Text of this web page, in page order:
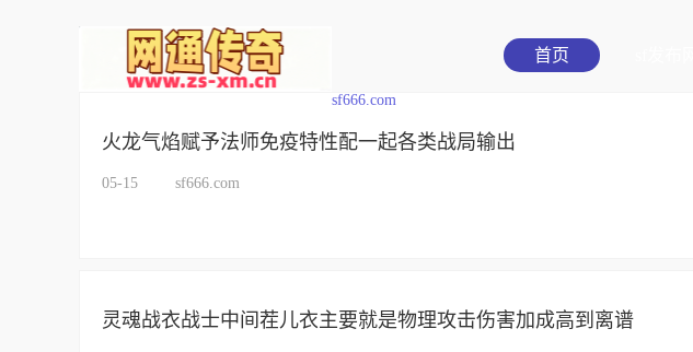
首页
sf666.com
火龙气焰赋予法师免疫特性配一起各类战局输出
05-15
sf666.com
灵魂战衣战士中间茬儿衣主要就是物理攻击伤害加成高到离谱